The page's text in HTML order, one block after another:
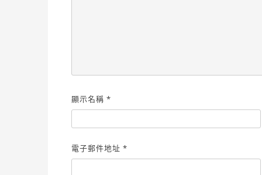
顯示名稱 *
電子郵件地址 *